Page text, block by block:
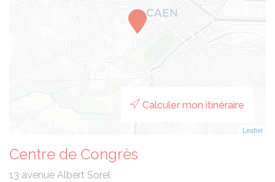
Leaflet
Calculer mon itinéraire
Centre de Congrès
13 avenue Albert Sorel